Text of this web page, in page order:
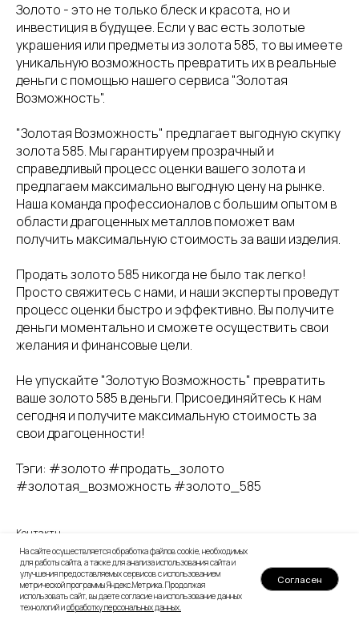
Золото - это не только блеск и красота, но и
инвестиция в будущее. Если у вас есть золотые
украшения или предметы из золота 585, то вы имеете
уникальную возможность превратить их в реальные
деньги с помощью нашего сервиса "Золотая
Возможность".
"Золотая Возможность" предлагает выгодную скупку
золота 585. Мы гарантируем прозрачный и
справедливый процесс оценки вашего золота и
предлагаем максимально выгодную цену на рынке.
Наша команда профессионалов с большим опытом в
области драгоценных металлов поможет вам
получить максимальную стоимость за ваши изделия.
Продать золото 585 никогда не было так легко!
Просто свяжитесь с нами, и наши эксперты проведут
процесс оценки быстро и эффективно. Вы получите
деньги моментально и сможете осуществить свои
желания и финансовые цели.
Не упускайте "Золотую Возможность" превратить
ваше золото 585 в деньги. Присоединяйтесь к нам
сегодня и получите максимальную стоимость за
свои драгоценности!
Тэги: #золото #продать_золото
#золотая_возможность #золото_585
Контакты
На сайте осуществляется обработка файлов cookie, необходимых
для работы сайта, а также для анализа использования сайта и
улучшения предоставляемых сервисов с использованием
метрической программы Яндекс.Метрика. Продолжая
использовать сайт, вы даете согласие на использование данных
технологий иобработку персональных данных.
Согласен